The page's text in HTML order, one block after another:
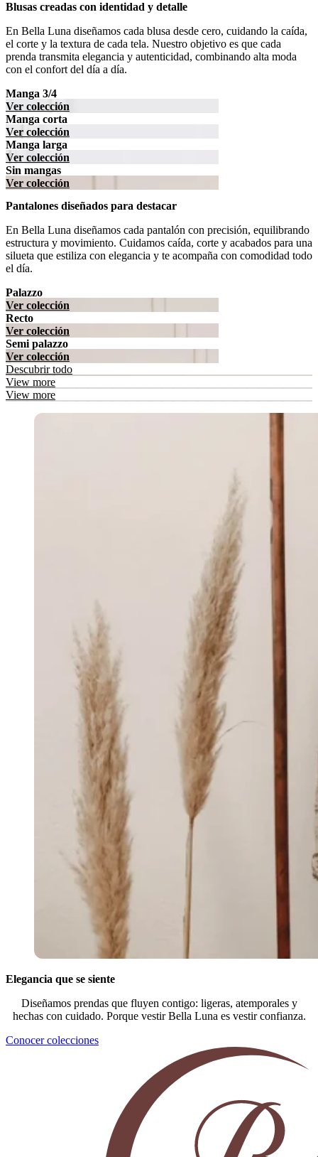
Blusas creadas con identidad y detalle
En Bella Luna diseñamos cada blusa desde cero, cuidando la caída,
el corte y la textura de cada tela. Nuestro objetivo es que cada
prenda transmita elegancia y autenticidad, combinando alta moda
con el confort del día a día.
Manga 3/4
Ver colección
Manga corta
Ver colección
Manga larga
Ver colección
Sin mangas
Ver colección
Pantalones diseñados para destacar
En Bella Luna diseñamos cada pantalón con precisión, equilibrando
estructura y movimiento. Cuidamos caída, corte y acabados para una
silueta que estiliza con elegancia y te acompaña con comodidad todo
el día.
Palazzo
Ver colección
Recto
Ver colección
Semi palazzo
Ver colección
Descubrir todo
View more
View more
Elegancia que se siente
Diseñamos prendas que fluyen contigo: ligeras, atemporales y
hechas con cuidado. Porque vestir Bella Luna es vestir confianza.
Conocer colecciones